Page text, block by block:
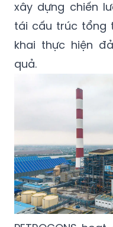
khai thực hiện
quả.
PETROCONS
ty cổ phần, trong